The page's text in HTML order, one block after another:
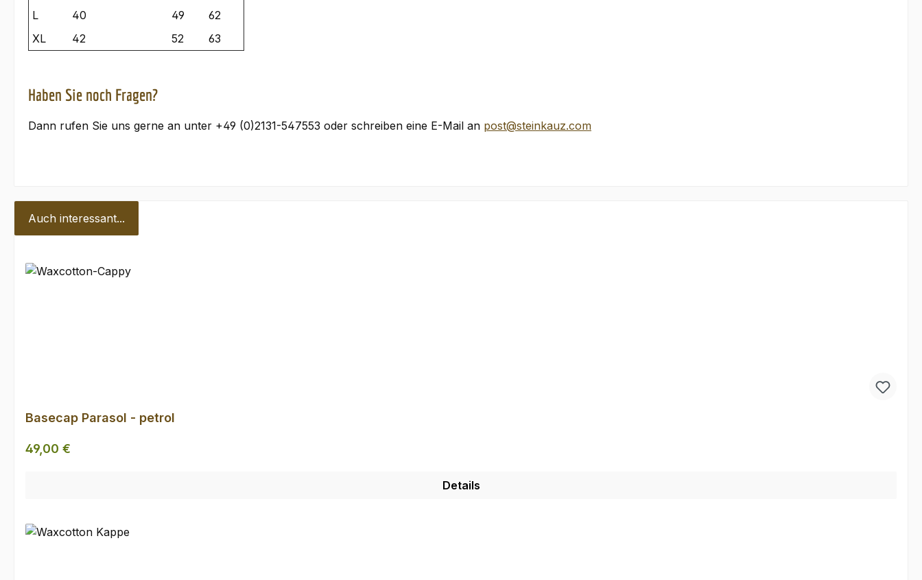
L
40 49
62
XL
42 52 63
Haben Sie noch Fragen?
Dann rufen Sie uns gerne an unter +49 (0)2131-547553 oder schreiben eine E-Mail an post@steinkauz.com
Auch interessant...
Basecap Parasol - petrol
Regulärer Preis:
49,00 €
Details